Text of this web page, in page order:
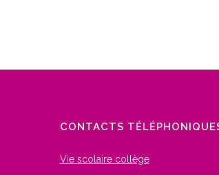
CONTACTS
Vie scolaire collège